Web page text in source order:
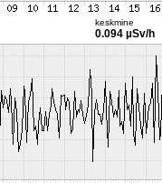
keskmine
0.094 µSv/h